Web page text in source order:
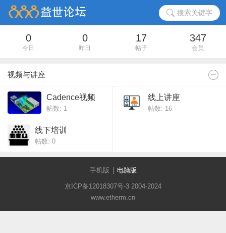
搜索关键字
0
今日
0
昨日
17
帖子
347
会员
视频与讲座
Cadence视频
帖数: 1
线上讲座
帖数: 16
线下培训
帖数: 0
手机版 电脑版
京ICP备12018307号-3 2004-2024
www.etherm.cn